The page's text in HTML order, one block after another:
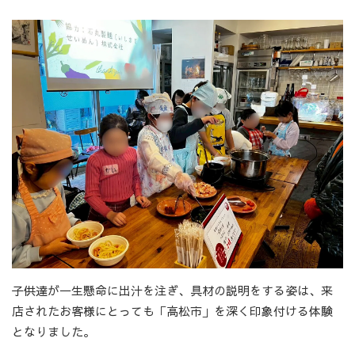
子供達が一生懸命に出汁を注ぎ、具材の説明をする姿は、来
店されたお客様にとっても「高松市」を深く印象付ける体験
となりました。